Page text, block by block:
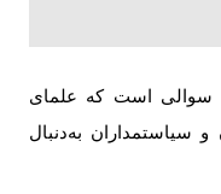
سوالی است که علمای
و سیاستمداران به‌دنبال